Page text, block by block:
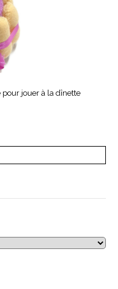
jouer à la dînette